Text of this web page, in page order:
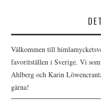
Välkommen till
favoritställen i Sverige. Vi
Ahlberg och Karin
gärna!